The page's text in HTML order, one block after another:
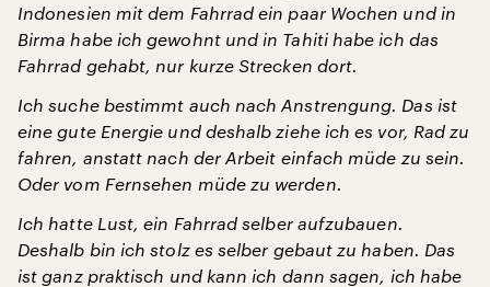
Indonesien mit dem Fahrrad ein paar Wochen und in
Birma habe ich gewohnt und in Tahiti habe ich das
Fahrrad gehabt, nur kurze Strecken dort.
Ich suche bestimmt auch nach Anstrengung. Das ist
eine gute Energie und deshalb ziehe ich es vor, Rad zu
fahren, anstatt nach der Arbeit einfach müde zu sein.
Oder vom Fernsehen müde zu werden.
Ich hatte Lust, ein Fahrrad selber aufzubauen.
Deshalb bin ich stolz es selber gebaut zu haben. Das
ist ganz praktisch und kann ich dann sagen, ich habe